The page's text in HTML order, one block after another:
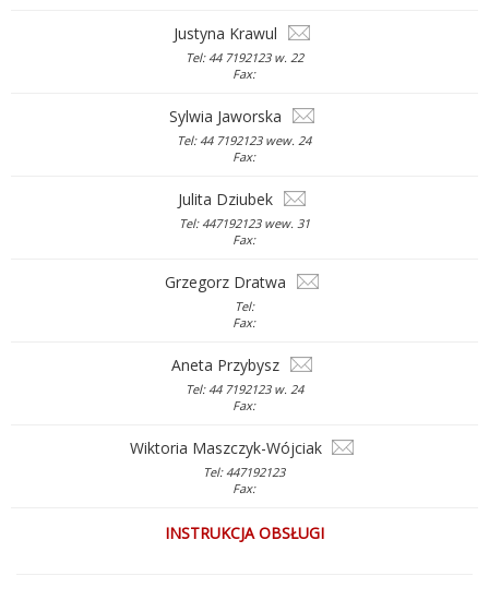
Justyna Krawul
Tel: 44 7192123 w. 22
Fax:
Sylwia Jaworska
Tel: 44 7192123 wew. 24
Fax:
Julita Dziubek
Tel: 447192123 wew. 31
Fax:
Grzegorz Dratwa
Tel:
Fax:
Aneta Przybysz
Tel: 44 7192123 w. 24
Fax:
Wiktoria Maszczyk-Wójciak
Tel: 447192123
Fax:
INSTRUKCJA OBSŁUGI